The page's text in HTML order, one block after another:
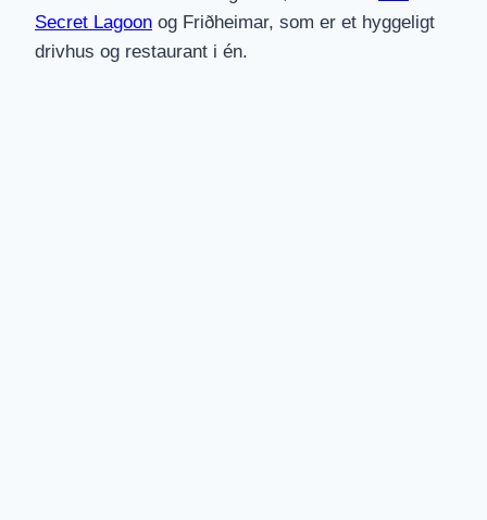
Secret Lagoon og Friðheimar, som er et hyggeligt
drivhus og restaurant i én.